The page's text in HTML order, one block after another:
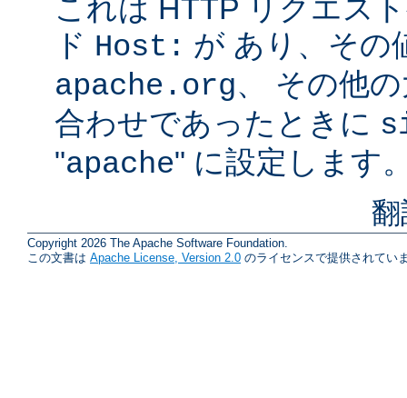
これは HTTP リクエス
ド Host: が あり、その
apache.org、 その他
合わせであったときに
"apache" に設定します
Copyright 2026 The Apache Software Foundation.
この文書は Apache License, Version 2.0 のライセンスで提供されてい